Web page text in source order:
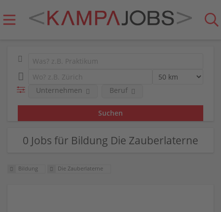
Unternehmen Beruf
0 Jobs für Bildung Die Zauberlaterne
Bildung Die Zauberlaterne